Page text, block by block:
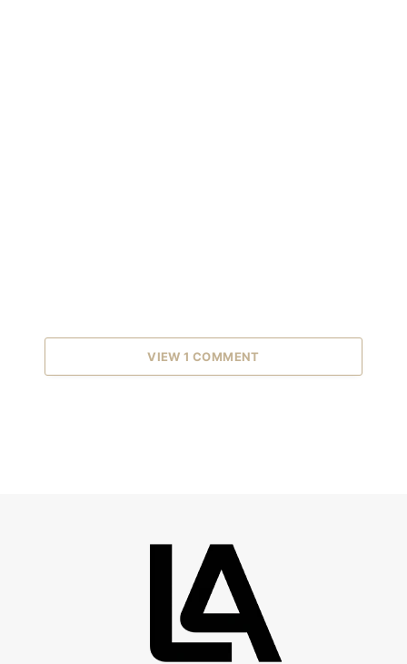
VIEW 1 COMMENT